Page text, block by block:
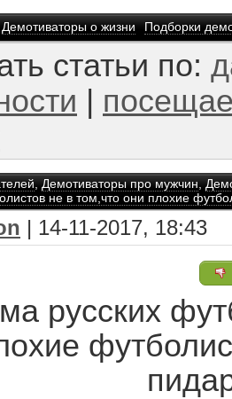
Демотиваторы о жизни Подборки
статьи по:
,Демотиваторы про мужчин,
не в том,что они плохие
| 14-11-2017, 18:43
русских